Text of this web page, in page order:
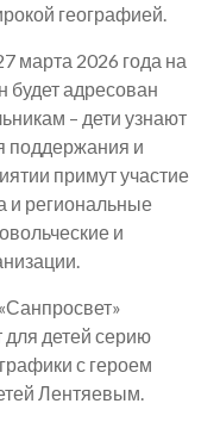
географией.
марта 2026 года на
будет адресован
– дети узнают
поддержания и
примут участие
и региональные
и
для детей серию
с героем
Лентяевым.